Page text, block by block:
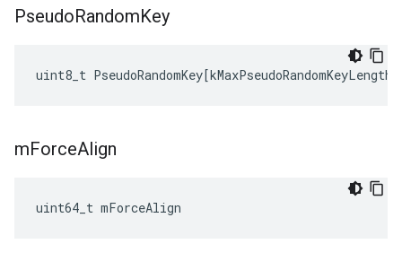
PseudoRandomKey
uint8_t PseudoRandomKey[kMaxPseudoRandomKeyLength
mForceAlign
uint64_t mForceAlign